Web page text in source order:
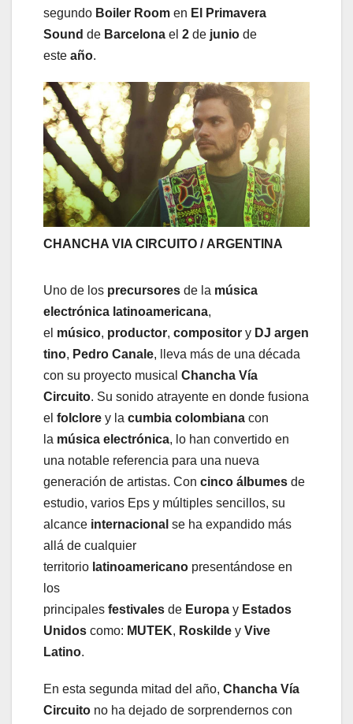
segundo Boiler Room en El Primavera
Sound de Barcelona el 2 de junio de
este año.
CHANCHA VIA CIRCUITO / ARGENTINA
Uno de los precursores de la música
electrónica latinoamericana,
el músico, productor, compositor y DJ argen
tino, Pedro Canale, lleva más de una década
con su proyecto musical Chancha Vía
Circuito. Su sonido atrayente en donde fusiona
el folclore y la cumbia colombiana con
la música electrónica, lo han convertido en
una notable referencia para una nueva
generación de artistas. Con cinco álbumes de
estudio, varios Eps y múltiples sencillos, su
alcance internacional se ha expandido más
allá de cualquier
territorio latinoamericano presentándose en
los
principales festivales de Europa y Estados
Unidos como: MUTEK, Roskilde y Vive
Latino.
En esta segunda mitad del año, Chancha Vía
Circuito no ha dejado de sorprendernos con